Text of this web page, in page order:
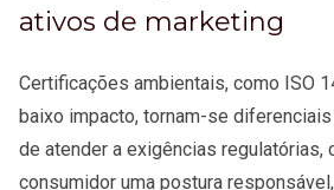
ativos de marketing
Certificações ambientais, como ISO
baixo impacto, tornam-se
de atender a exigências regulatórias,
consumidor uma postura